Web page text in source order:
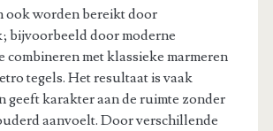
ook worden bereikt door
bijvoorbeeld door moderne
combineren met klassieke marmeren
tegels. Het resultaat is vaak
geeft karakter aan de ruimte zonder
aanvoelt. Door verschillende